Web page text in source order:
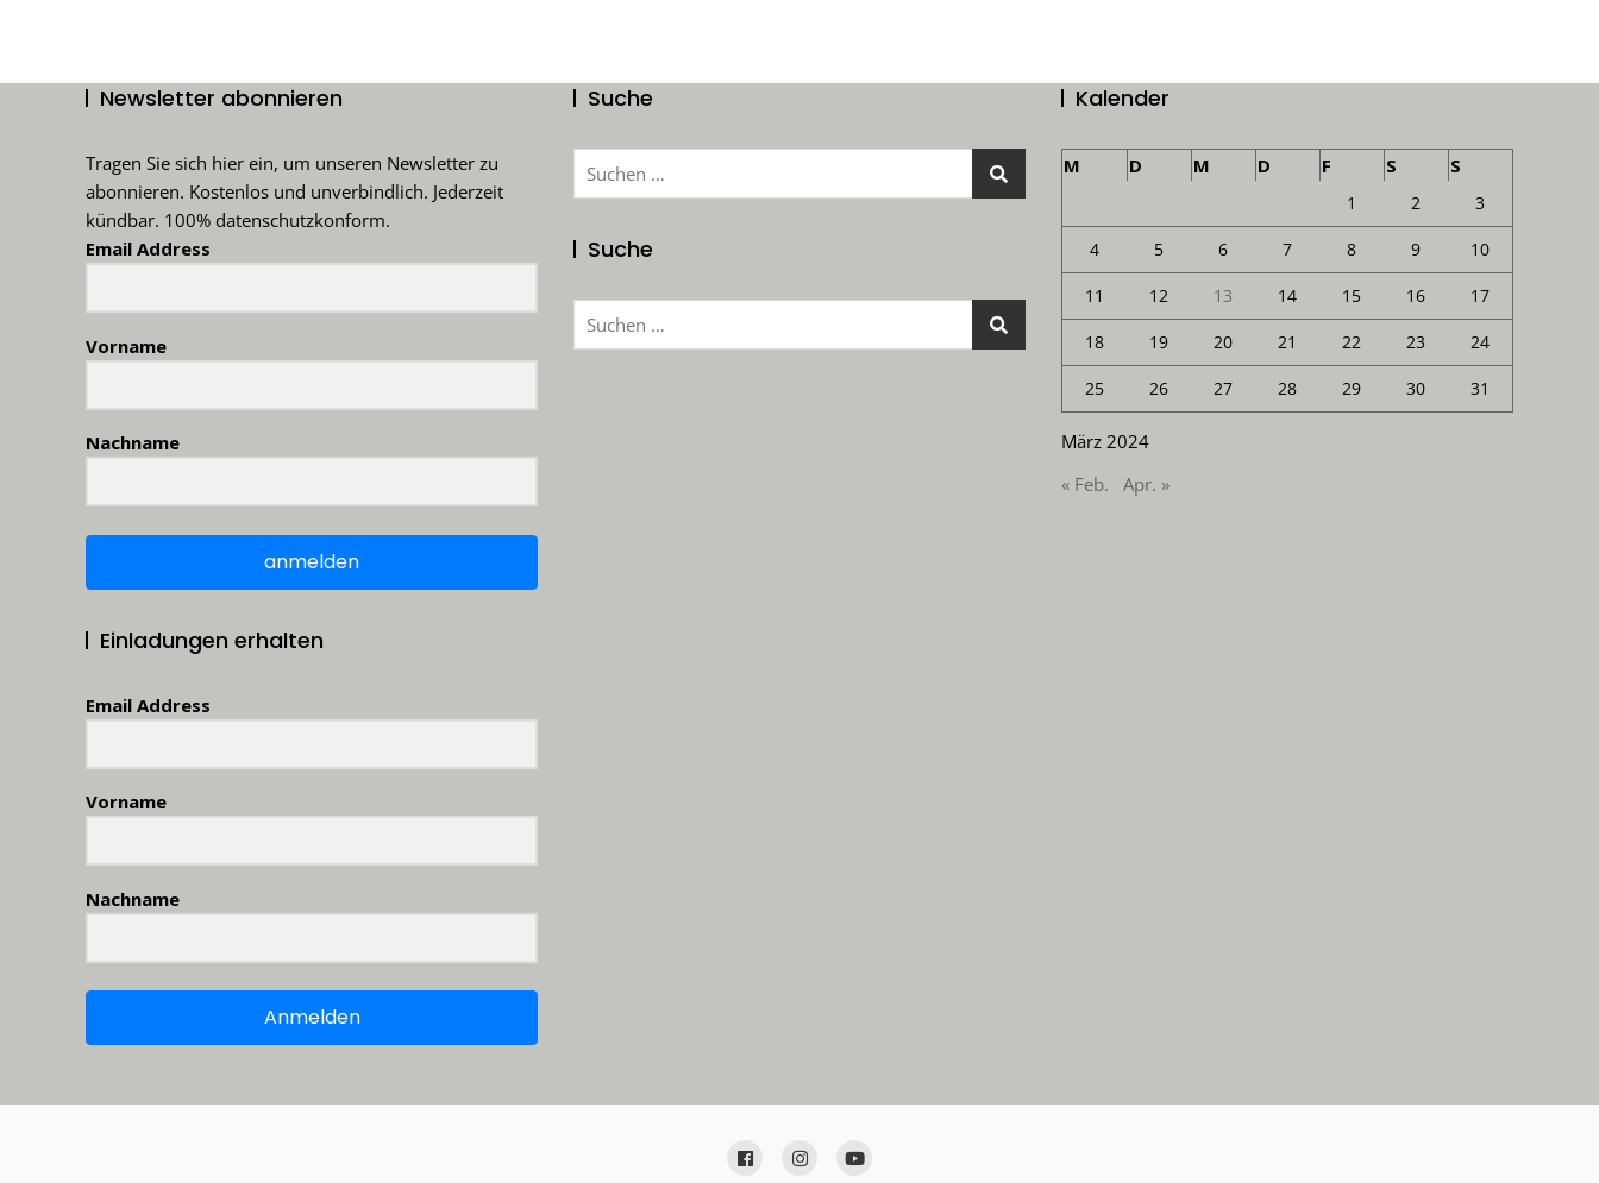
Newsletter abonnieren
Tragen Sie sich hier ein, um unseren Newsletter zu
abonnieren. Kostenlos und unverbindlich. Jederzeit
kündbar. 100% datenschutzkonform.
Email Address
Vorname
Nachname
anmelden
Einladungen erhalten
Email Address
Vorname
Nachname
Anmelden
Suche
Suchen
Suche
Suchen
Kalender
März 2024
M D M D F S S
1 2 3
4 5 6 7 8 9 10
11 12 13 14 15 16 17
18 19 20 21 22 23 24
25 26 27 28 29 30 31
« Feb. Apr. »